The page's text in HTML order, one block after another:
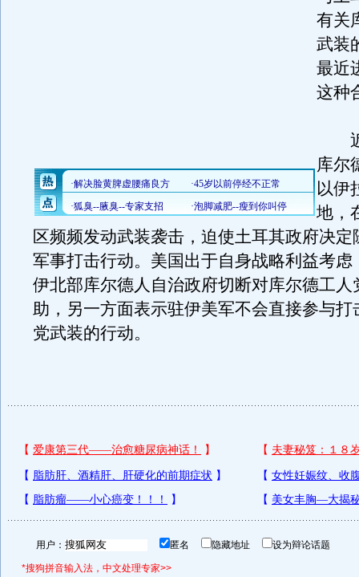
有关
武装
最近
这种
近
库尔
以伊
地，
区频频发动武装袭击，迫使土耳其政府决定
军事打击行动。美国出于自身战略利益考虑
伊北部库尔德人自治政府切断对库尔德工人
助，另一方面表示驻伊美军不会直接参与打
党武装的行动。
用户： 匿名 隐藏地址 设为辩论话题
*搜狗拼音输入法，中文处理专家>>